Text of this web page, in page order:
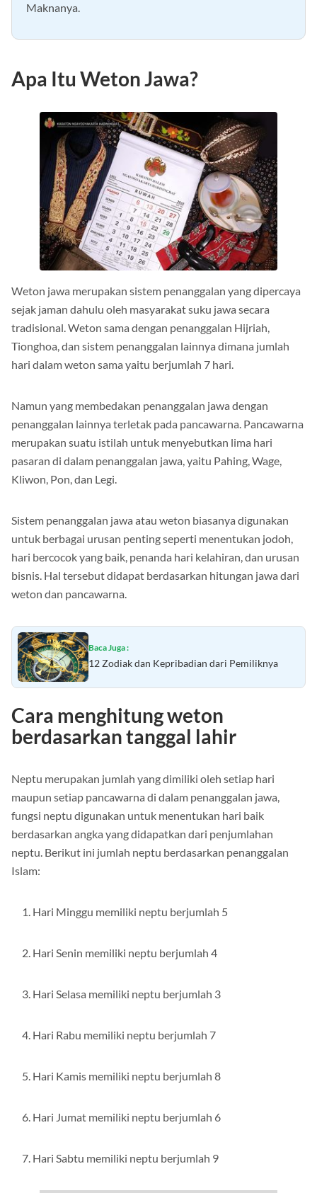
Maknanya.
Apa Itu Weton Jawa?
Weton jawa merupakan sistem penanggalan yang dipercaya
sejak jaman dahulu oleh masyarakat suku jawa secara
tradisional. Weton sama dengan penanggalan Hijriah,
Tionghoa, dan sistem penanggalan lainnya dimana jumlah
hari dalam weton sama yaitu berjumlah 7 hari.
Namun yang membedakan penanggalan jawa dengan
penanggalan lainnya terletak pada pancawarna. Pancawarna
merupakan suatu istilah untuk menyebutkan lima hari
pasaran di dalam penanggalan jawa, yaitu Pahing, Wage,
Kliwon, Pon, dan Legi.
Sistem penanggalan jawa atau weton biasanya digunakan
untuk berbagai urusan penting seperti menentukan jodoh,
hari bercocok yang baik, penanda hari kelahiran, dan urusan
bisnis. Hal tersebut didapat berdasarkan hitungan jawa dari
weton dan pancawarna.
Baca Juga :
12 Zodiak dan Kepribadian dari Pemiliknya
Cara menghitung weton
berdasarkan tanggal lahir
Neptu merupakan jumlah yang dimiliki oleh setiap hari
maupun setiap pancawarna di dalam penanggalan jawa,
fungsi neptu digunakan untuk menentukan hari baik
berdasarkan angka yang didapatkan dari penjumlahan
neptu. Berikut ini jumlah neptu berdasarkan penanggalan
Islam:
Hari Minggu memiliki neptu berjumlah 5
Hari Senin memiliki neptu berjumlah 4
Hari Selasa memiliki neptu berjumlah 3
Hari Rabu memiliki neptu berjumlah 7
Hari Kamis memiliki neptu berjumlah 8
Hari Jumat memiliki neptu berjumlah 6
Hari Sabtu memiliki neptu berjumlah 9